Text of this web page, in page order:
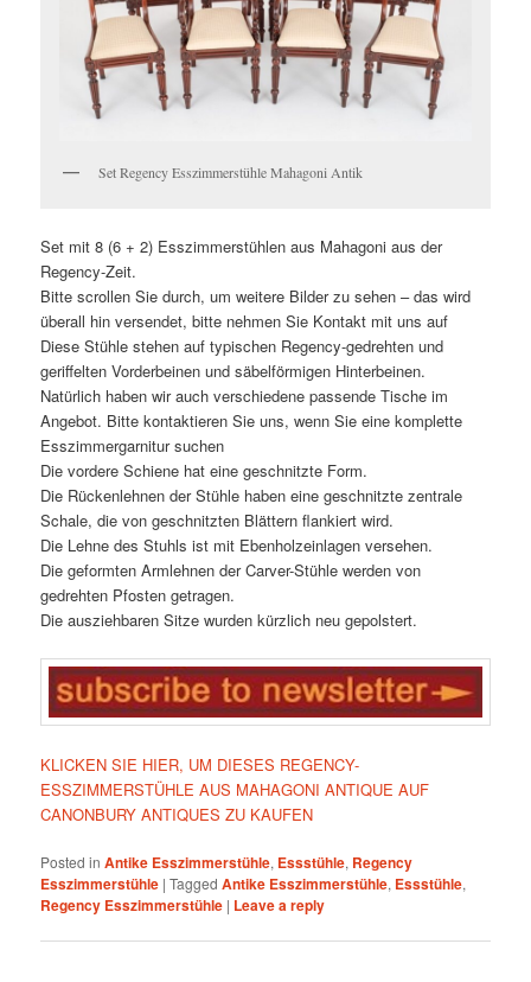
Set Regency Esszimmerstühle Mahagoni Antik
Set mit 8 (6 + 2) Esszimmerstühlen aus Mahagoni aus der
Regency-Zeit.
Bitte scrollen Sie durch, um weitere Bilder zu sehen – das wird
überall hin versendet, bitte nehmen Sie Kontakt mit uns auf
Diese Stühle stehen auf typischen Regency-gedrehten und
geriffelten Vorderbeinen und säbelförmigen Hinterbeinen.
Natürlich haben wir auch verschiedene passende Tische im
Angebot. Bitte kontaktieren Sie uns, wenn Sie eine komplette
Esszimmergarnitur suchen
Die vordere Schiene hat eine geschnitzte Form.
Die Rückenlehnen der Stühle haben eine geschnitzte zentrale
Schale, die von geschnitzten Blättern flankiert wird.
Die Lehne des Stuhls ist mit Ebenholzeinlagen versehen.
Die geformten Armlehnen der Carver-Stühle werden von
gedrehten Pfosten getragen.
Die ausziehbaren Sitze wurden kürzlich neu gepolstert.
KLICKEN SIE HIER, UM DIESES REGENCY-
ESSZIMMERSTÜHLE AUS MAHAGONI ANTIQUE AUF
CANONBURY ANTIQUES ZU KAUFEN
Posted in Antike Esszimmerstühle, Essstühle, Regency
Esszimmerstühle |Tagged Antike Esszimmerstühle, Essstühle,
Regency Esszimmerstühle | Leave a reply